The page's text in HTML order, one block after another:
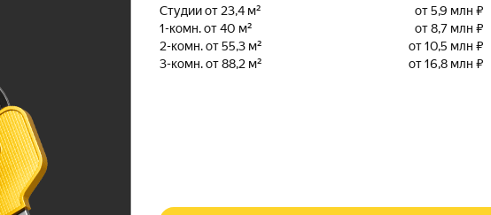
Студии от 23,4 м²
от 5,9 млн ₽
1-комн. от 40 м²
от 8,7 млн ₽
2-комн. от 55,3 м²
от 10,5 млн ₽
3-комн. от 88,2 м²
от 16,8 млн ₽